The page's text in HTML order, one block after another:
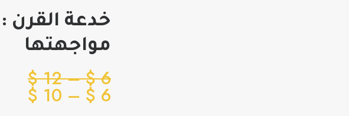
خدعة القرن
مواجهتها
6
$
–
12
$نطاق
6
$
–
10
$